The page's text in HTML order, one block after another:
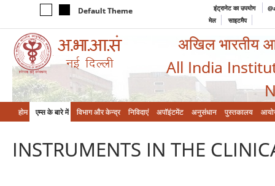
Default Theme इंट्रानेट का उपयोग
मेल
साइटमैप
अखिल भारतीय
All India
होम एम्‍स के बारे में विभाग और केन्‍द्र निविदाएं अपॉइंटमेंट अनुसंधान पुस्तकालय
INSTRUMENTS IN THE